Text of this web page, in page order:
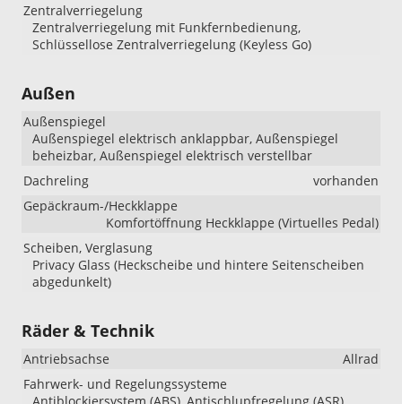
Zentralverriegelung
Zentralverriegelung mit Funkfernbedienung,
Schlüssellose Zentralverriegelung (Keyless Go)
Außen
Außenspiegel
Außenspiegel elektrisch anklappbar, Außenspiegel
beheizbar, Außenspiegel elektrisch verstellbar
Dachreling
vorhanden
Gepäckraum-/Heckklappe
Komfortöffnung Heckklappe (Virtuelles Pedal)
Scheiben, Verglasung
Privacy Glass (Heckscheibe und hintere Seitenscheiben
abgedunkelt)
Räder & Technik
Antriebsachse
Allrad
Fahrwerk- und Regelungssysteme
Antiblockiersystem (ABS), Antischlupfregelung (ASR),